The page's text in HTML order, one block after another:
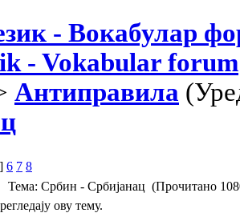
- Вокабулар
- Vokabular forum
Антиправила
] 6 7 8
Тема: Србин - Србијанац (Прочитано
ову тему.